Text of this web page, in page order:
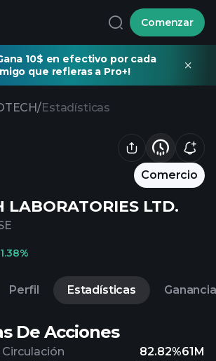
Comenzar
10$ en efectivo por cada
que refieras a Pro+!
/Estadísticas
Comercio
LABORATORIES LTD.
1.38%
Perfil Estadísticas
De Acciones
82.82%61M